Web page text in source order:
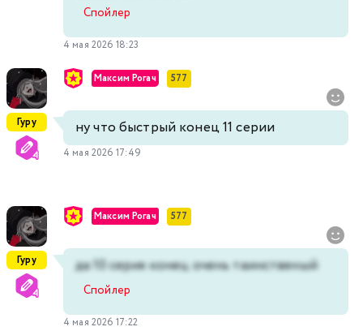
Спойлер
4 мая 2026 18:23
Гуру
Максим Рогач 577
ну что быстрый конец 11 серии
4 мая 2026 17:49
Гуру
Максим Рогач 577
да 10 серия конец очень таинственый
Спойлер
4 мая 2026 17:22